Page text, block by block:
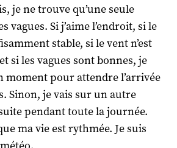
je ne trouve qu’une seule
vagues. Si j’aime l’endroit, si le
stable, si le vent n’est
si les vagues sont bonnes, je
moment pour attendre l’arrivée
Sinon, je vais sur un autre
pendant toute la journée.
ma vie est rythmée. Je suis